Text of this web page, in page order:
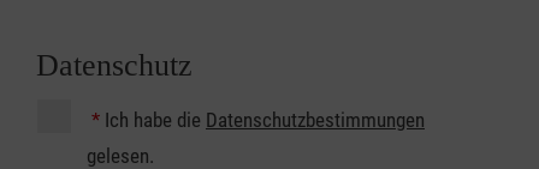
Datenschutz
* Ich habe die Datenschutzbestimmungen
gelesen.